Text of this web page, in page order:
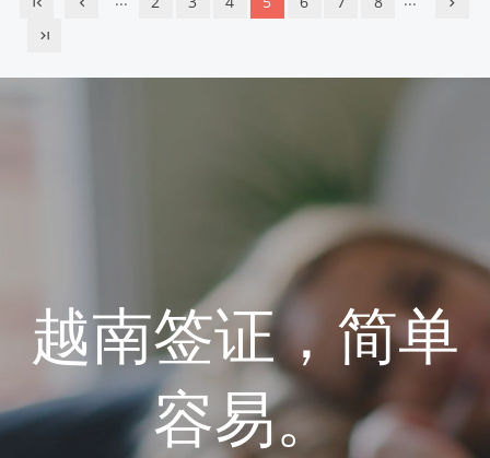
越南签证，简单
容易。